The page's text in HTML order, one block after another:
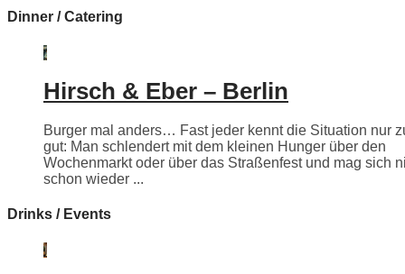
Dinner / Catering
Hirsch & Eber – Berlin
Burger mal anders… Fast jeder kennt die Situation nur
gut: Man schlendert mit dem kleinen Hunger über den
Wochenmarkt oder über das Straßenfest und mag sich
schon wieder ...
Drinks / Events